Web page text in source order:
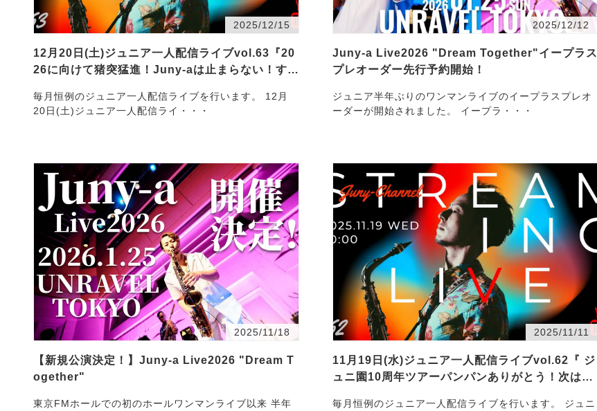
2025/12/15
12月20日(土)ジュニア一人配信ライブvol.63『20
26に向けて猪突猛進！Juny-aは止まらない！すぺ
毎月恒例のジュニア一人配信ライブを行います。 12月
20日(土)ジュニア一人配信ライ・・・
2025/12/12
Juny-a Live2026 "Dream Together"イープラス
プレオーダー先行予約開始！
ジュニア半年ぶりのワンマンライブのイープラスプレオ
ーダーが開始されました。 イープラ・・・
2025/11/18
【新規公演決定！】Juny-a Live2026 "Dream T
ogether"
東京FMホールでの初のホールワンマンライブ以来 半年
2025/11/11
11月19日(水)ジュニア一人配信ライブvol.62『 ジ
ュニ園10周年ツアーパンパンありがとう！次はこ
毎月恒例のジュニア一人配信ライブを行います。 ジュニ